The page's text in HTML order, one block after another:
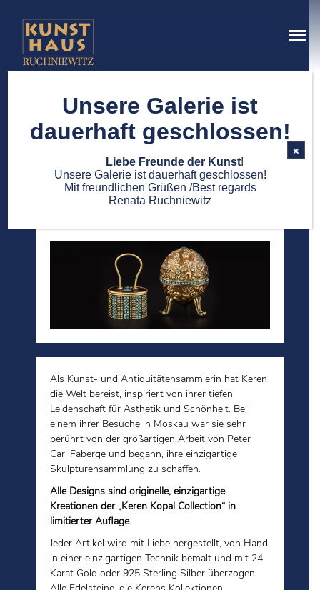
ÜBER UNS
Keren Kopal
Als Kunst- und Antiquitätensammlerin hat Keren
die Welt bereist, inspiriert von ihrer tiefen
Leidenschaft für Ästhetik und Schönheit. Bei
einem ihrer Besuche in Moskau war sie sehr
berührt von der großartigen Arbeit von Peter
Carl Faberge und begann, ihre einzigartige
Skulpturensammlung zu schaffen.
Alle Designs sind originelle, einzigartige
Kreationen der „Keren Kopal Collection“ in
limitierter Auflage.
Jeder Artikel wird mit Liebe hergestellt, von Hand
in einer einzigartigen Technik bemalt und mit 24
Karat Gold oder 925 Sterling Silber überzogen.
Unsere Galerie ist
dauerhaft geschlossen!
Liebe Freunde der Kunst!
Unsere Galerie ist dauerhaft geschlossen!
Mit freundlichen Grüßen /Best regards
Renata Ruchniewitz
×